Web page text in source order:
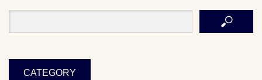
CATEGORY